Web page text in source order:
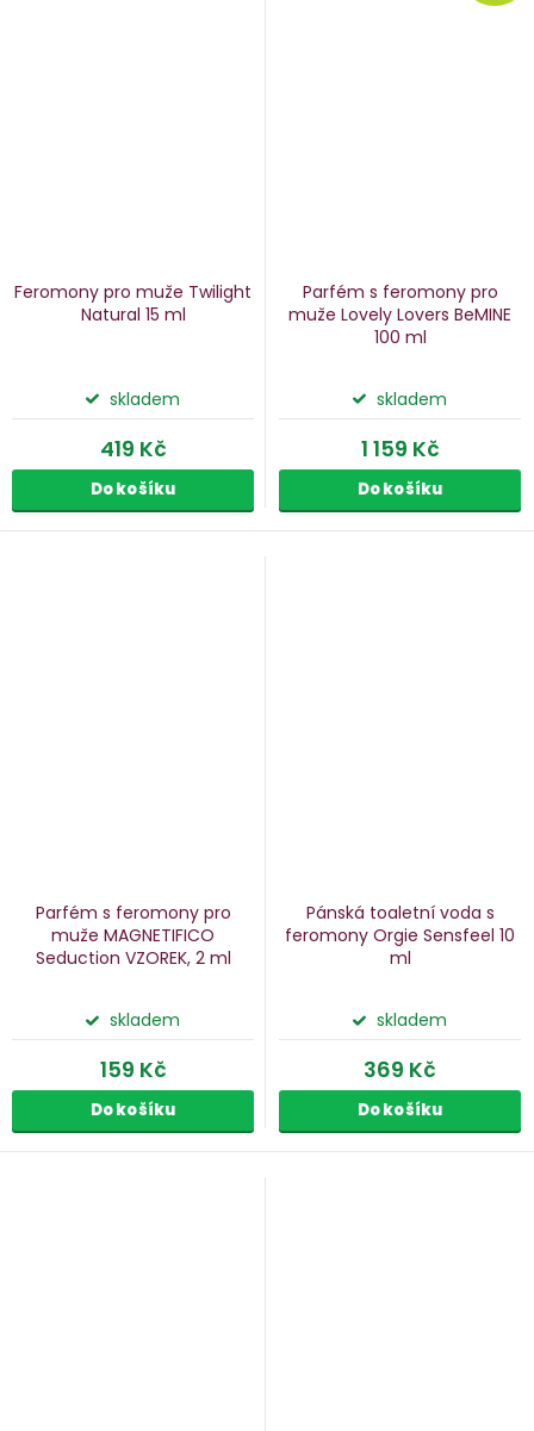
Feromony pro muže Twilight
Natural 15 ml
skladem
419 Kč
Do košíku
Parfém s feromony pro
muže Lovely Lovers BeMINE
100 ml
skladem
1 159 Kč
Do košíku
Parfém s feromony pro
muže MAGNETIFICO
Seduction VZOREK, 2 ml
skladem
159 Kč
Do košíku
Pánská toaletní voda s
feromony Orgie Sensfeel 10
ml
skladem
369 Kč
Do košíku